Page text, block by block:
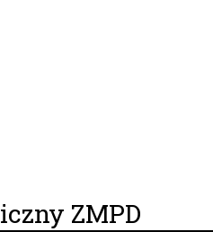
ZMPD